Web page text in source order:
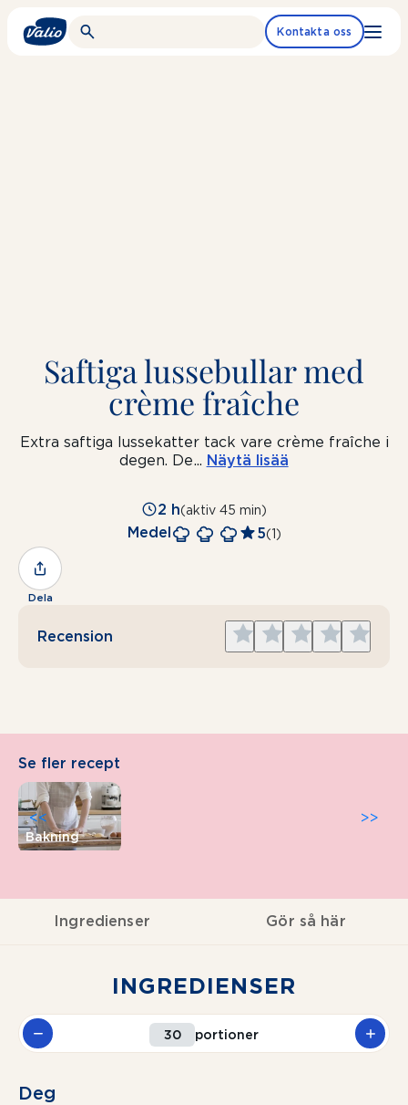
Kontakta oss
Saftiga lussebullar med
crème fraîche
Extra saftiga lussekatter tack vare crème fraîche i
degen. De... Näytä lisää
2 h(aktiv 45 min)
Medel 5(1)
Dela
Recension
Give
5
Give
4
Give
3
Give
2
Give
1
Se fler recept
Bakning
>>
<<
Ingredienser Gör så här
INGREDIENSER
portioner
Deg